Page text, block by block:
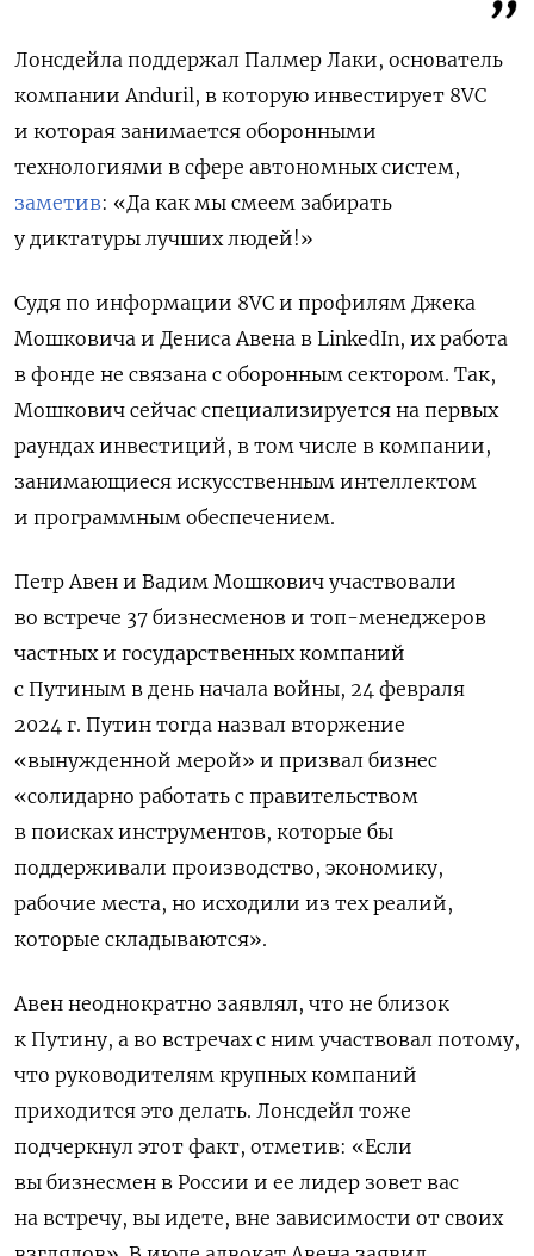
Лонсдейла поддержал Палмер Лаки, основатель
компании Anduril, в которую инвестирует 8VC
и которая занимается оборонными
технологиями в сфере автономных систем,
заметив: «Да как мы смеем забирать
у диктатуры лучших людей!»
Судя по информации 8VC и профилям Джека
Мошковича и Дениса Авена в LinkedIn, их работа
в фонде не связана с оборонным сектором. Так,
Мошкович сейчас специализируется на первых
раундах инвестиций, в том числе в компании,
занимающиеся искусственным интеллектом
и программным обеспечением.
Петр Авен и Вадим Мошкович участвовали
во встрече 37 бизнесменов и топ-менеджеров
частных и государственных компаний
с Путиным в день начала войны, 24 февраля
2024 г. Путин тогда назвал вторжение
«вынужденной мерой» и призвал бизнес
«солидарно работать с правительством
в поисках инструментов, которые бы
поддерживали производство, экономику,
рабочие места, но исходили из тех реалий,
которые складываются».
Авен неоднократно заявлял, что не близок
к Путину, а во встречах с ним участвовал потому,
что руководителям крупных компаний
приходится это делать. Лонсдейл тоже
подчеркнул этот факт, отметив: «Если
вы бизнесмен в России и ее лидер зовет вас
на встречу, вы идете, вне зависимости от своих